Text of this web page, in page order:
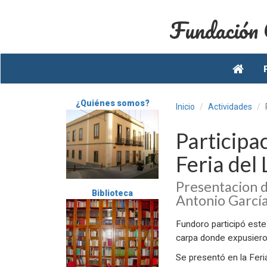
¿Quiénes somos?
Biblioteca
Inicio Actividades
Feria del
Presentacion
Antonio
Fundoro participó
carpa donde
Se presentó en la